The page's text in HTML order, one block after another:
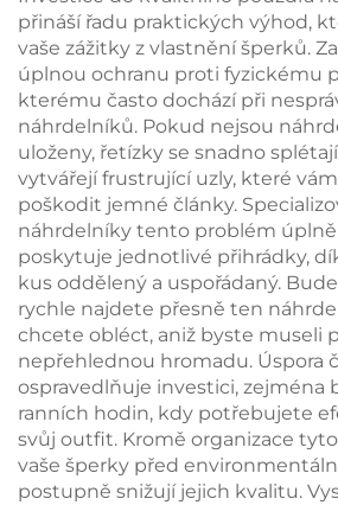
zásuvkou a elegantní
stuhou jako
uchopovacím prvkem
pro náhrdelníky a
prstýnky, značková
dárková krabička,
dávkové balení
pro
přináší řadu praktických výhod,
vaše zážitky z vlastnění šperků.
úplnou ochranu proti fyzickému
kterému často dochází při
náhrdelníků. Pokud nejsou
uloženy, řetízky se snadno
vytvářejí frustrující uzly, které
poškodit jemné články.
náhrdelníky tento problém
poskytuje jednotlivé přihrádky,
kus oddělený a uspořádaný.
rychle najdete přesně ten
chcete obléct, aniž byste museli
nepřehlednou hromadu. Úspora
ospravedlňuje investici, zejména
ranních hodin, kdy potřebujete
svůj outfit. Kromě organizace
vaše šperky před
postupně snižují jejich kvalitu.